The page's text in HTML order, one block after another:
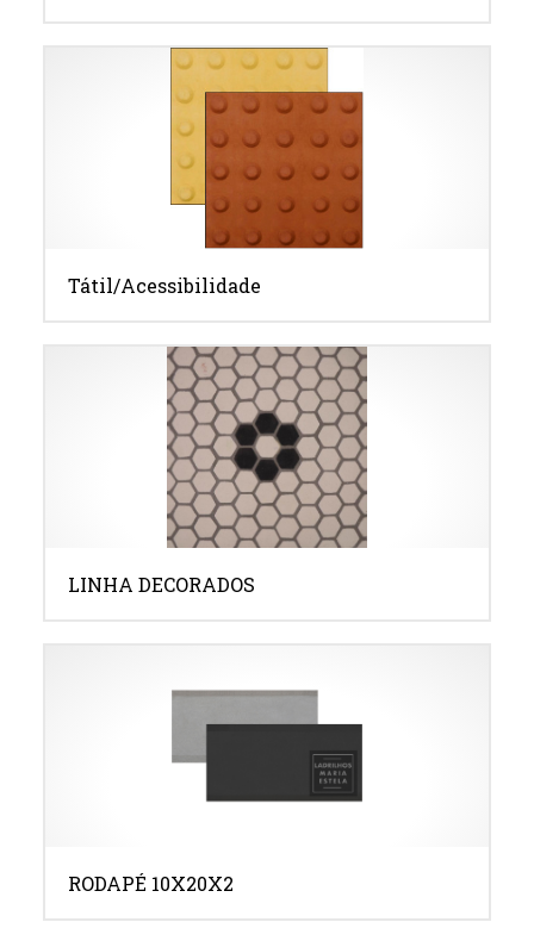
Tátil/Acessibilidade
LINHA DECORADOS
RODAPÉ 10X20X2